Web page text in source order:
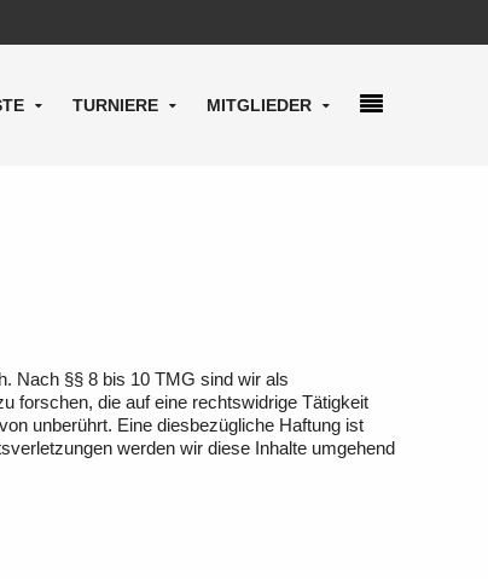
TURNIERE MITGLIEDER
Nach §§ 8 bis 10 TMG sind wir als
forschen, die auf eine rechtswidrige Tätigkeit
unberührt. Eine diesbezügliche Haftung ist
werden wir diese Inhalte umgehend